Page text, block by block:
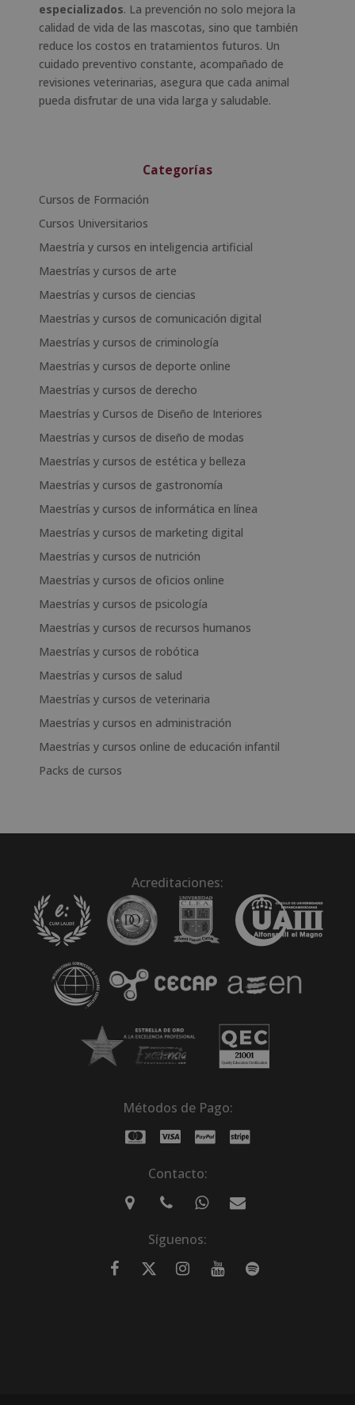
especializados. La prevención no solo mejora la
calidad de vida de las mascotas, sino que también
reduce los costos en tratamientos futuros. Un
cuidado preventivo constante, acompañado de
revisiones veterinarias, asegura que cada animal
pueda disfrutar de una vida larga y saludable.
Categorías
Cursos de Formación
Cursos Universitarios
Maestría y cursos en inteligencia artificial
Maestrías y cursos de arte
Maestrías y cursos de ciencias
Maestrías y cursos de comunicación digital
Maestrías y cursos de criminología
Maestrías y cursos de deporte online
Maestrías y cursos de derecho
Maestrías y Cursos de Diseño de Interiores
Maestrías y cursos de diseño de modas
Maestrías y cursos de estética y belleza
Maestrías y cursos de gastronomía
Maestrías y cursos de informática en línea
Maestrías y cursos de marketing digital
Maestrías y cursos de nutrición
Maestrías y cursos de oficios online
Maestrías y cursos de psicología
Maestrías y cursos de recursos humanos
Maestrías y cursos de robótica
Maestrías y cursos de salud
Maestrías y cursos de veterinaria
Maestrías y cursos en administración
Maestrías y cursos online de educación infantil
Packs de cursos
Acreditaciones:
Métodos de Pago:
Contacto:
Síguenos: